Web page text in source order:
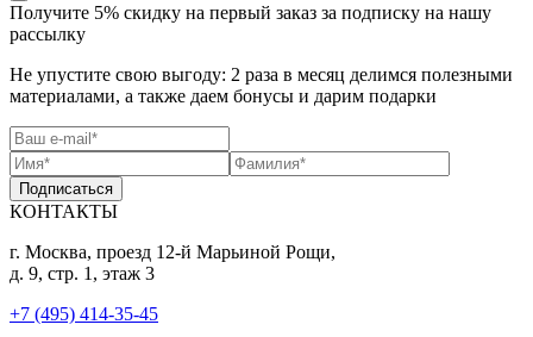
Получите 5% скидку на первый заказ за подписку на нашу
рассылку
Не упустите свою выгоду: 2 раза в месяц делимся полезными
материалами, а также даем бонусы и дарим подарки
Подписаться
КОНТАКТЫ
г. Москва, проезд 12-й Марьиной Рощи,
д. 9, стр. 1, этаж 3
+7 (495) 414-35-45